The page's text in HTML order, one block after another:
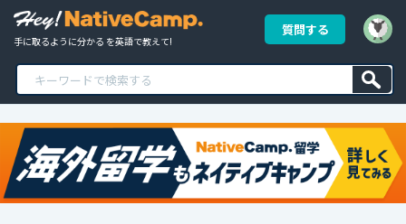
手に取るように分かる を英語で教えて!
質問する